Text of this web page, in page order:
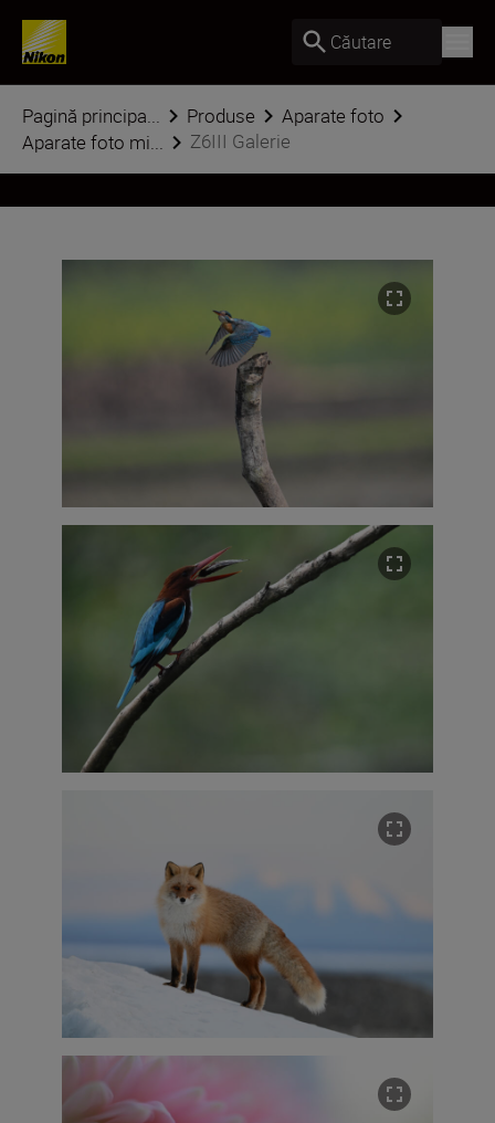
Căutare
Pagină principa... Produse
Aparate foto
Aparate foto mi...
Z6III Galerie